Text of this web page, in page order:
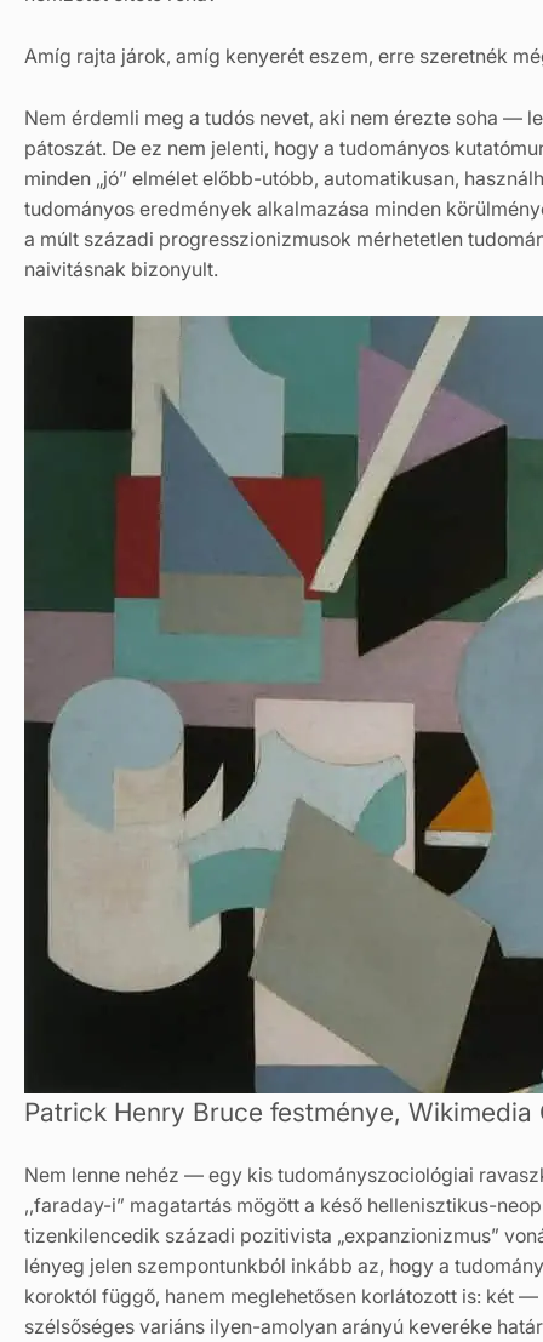
Amíg rajta járok, amíg kenyerét eszem, erre szeretnék
Nem érdemli meg a tudós nevet, aki nem érezte soha —
pátoszát. De ez nem jelenti, hogy a tudományos
minden „jó” elmélet előbb-utóbb, automatikusan,
tudományos eredmények alkalmazása minden
a múlt századi progresszionizmusok mérhetetlen
naivitásnak bizonyult.
Patrick Henry Bruce festménye, Wikimedia
Nem lenne nehéz — egy kis tudományszociológiai
,,faraday-i” magatartás mögött a késő hellenisztikus-
tizenkilencedik századi pozitivista „expanzionizmus”
lényeg jelen szempontunkból inkább az, hogy a
koroktól függő, hanem meglehetősen korlátozott is: két
szélsőséges variáns ilyen-amolyan arányú keveréke